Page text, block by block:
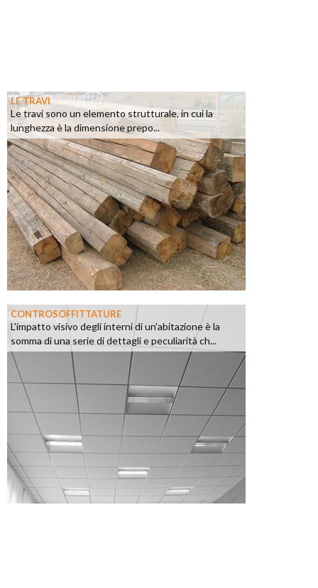
LE TRAVI
Le travi sono un elemento strutturale, in cui la
lunghezza è la dimensione prepo...
CONTROSOFFITTATURE
L'impatto visivo degli interni di un'abitazione è la
somma di una serie di dettagli e peculiarità ch...